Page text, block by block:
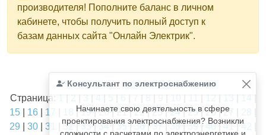
производителя! Пополните баланс в личном
кабинете, чтобы получить полный доступ к
базам данных сайта "Онлайн Электрик".
Консультант по электроснабжению
Начинаете свою деятельность в сфере
проектирования электроснабжения? Возникли
сложности с расчетами по электроэнергетике и
Найдено1811из1811записей.
Страница: 1 | 2 | 3 | 4 | 5 | 6 | 7 | 8 | 9 | 10 | 11 | 12 | 13 | 14 |
15
16 17 |19|20|21|22|23|24|25 |26|27
29
30 31 |32|33|34|35 |36|37|38|39| 40|41|42